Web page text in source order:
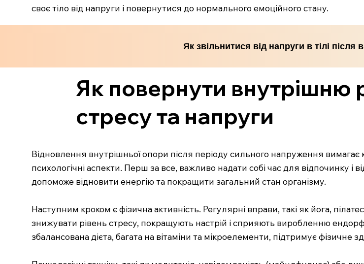
своє тіло від напруги і повернутися до нормального емоційного стану.
Як звільнитися від напруги в тілі
Як повернути внутрішню
стресу та напруги
Відновлення внутрішньої опори після періоду сильного напруження вимагає
психологічні аспекти. Перш за все, важливо надати собі час для відпочинку
допоможе відновити енергію та покращити загальний стан організму.
Наступним кроком є фізична активність. Регулярні вправи, такі як йога,
знижувати рівень стресу, покращують настрій і сприяють виробленню
збалансована дієта, багата на вітаміни та мікроелементи, підтримує фізичне